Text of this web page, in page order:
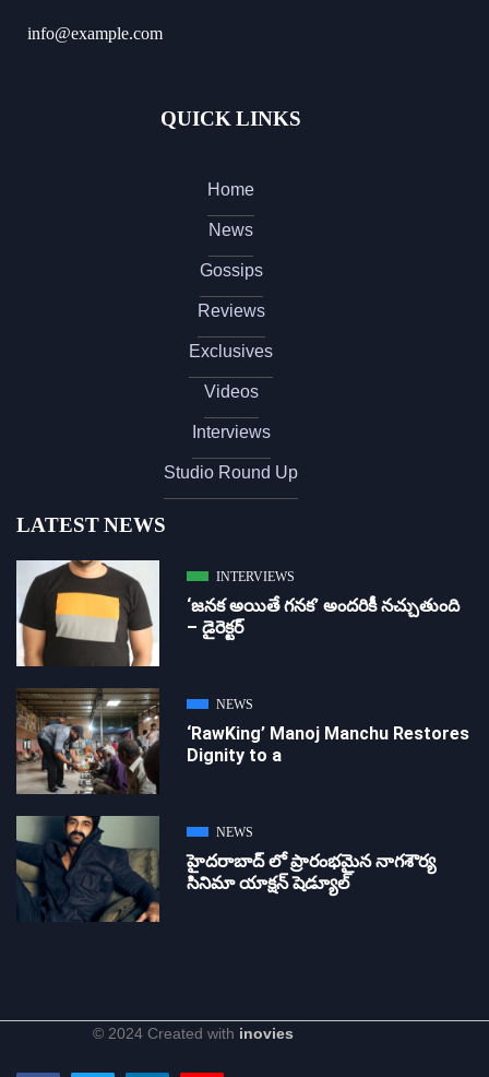
info@example.com
QUICK LINKS
Home
News
Gossips
Reviews
Exclusives
Videos
Interviews
Studio Round Up
LATEST NEWS
INTERVIEWS
‘జ‌న‌క అయితే గ‌న‌క‌’ అందరికీ నచ్చుతుంది
– డైరెక్ట‌ర్
NEWS
‘RawKing’ Manoj Manchu Restores
Dignity to a
NEWS
హైదరాబాద్ లో ప్రారంభమైన నాగశౌర్య
సినిమా యాక్షన్ షెడ్యూల్
© 2024 Created with inovies